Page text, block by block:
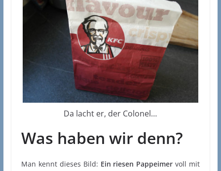
Da lacht er, der Colonel…
Was haben wir denn?
Man kennt dieses Bild: Ein riesen Pappeimer voll mit